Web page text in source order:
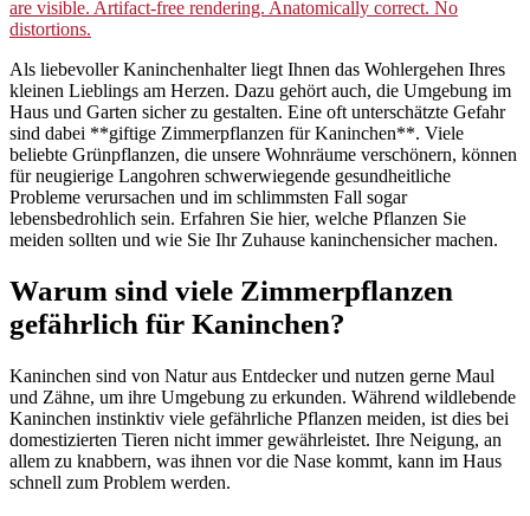
Als liebevoller Kaninchenhalter liegt Ihnen das Wohlergehen Ihres
kleinen Lieblings am Herzen. Dazu gehört auch, die Umgebung im
Haus und Garten sicher zu gestalten. Eine oft unterschätzte Gefahr
sind dabei **giftige Zimmerpflanzen für Kaninchen**. Viele
beliebte Grünpflanzen, die unsere Wohnräume verschönern, können
für neugierige Langohren schwerwiegende gesundheitliche
Probleme verursachen und im schlimmsten Fall sogar
lebensbedrohlich sein. Erfahren Sie hier, welche Pflanzen Sie
meiden sollten und wie Sie Ihr Zuhause kaninchensicher machen.
Warum sind viele Zimmerpflanzen
gefährlich für Kaninchen?
Kaninchen sind von Natur aus Entdecker und nutzen gerne Maul
und Zähne, um ihre Umgebung zu erkunden. Während wildlebende
Kaninchen instinktiv viele gefährliche Pflanzen meiden, ist dies bei
domestizierten Tieren nicht immer gewährleistet. Ihre Neigung, an
allem zu knabbern, was ihnen vor die Nase kommt, kann im Haus
schnell zum Problem werden.